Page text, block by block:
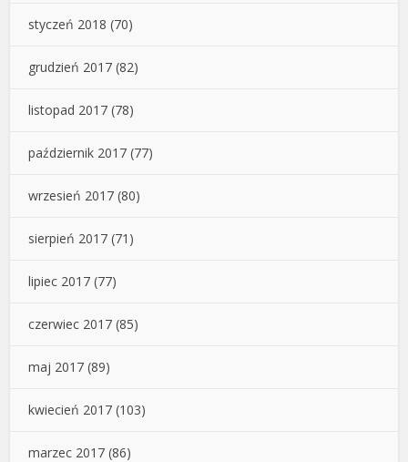
styczeń 2018 (70)
grudzień 2017 (82)
listopad 2017 (78)
październik 2017 (77)
wrzesień 2017 (80)
sierpień 2017 (71)
lipiec 2017 (77)
czerwiec 2017 (85)
maj 2017 (89)
kwiecień 2017 (103)
marzec 2017 (86)